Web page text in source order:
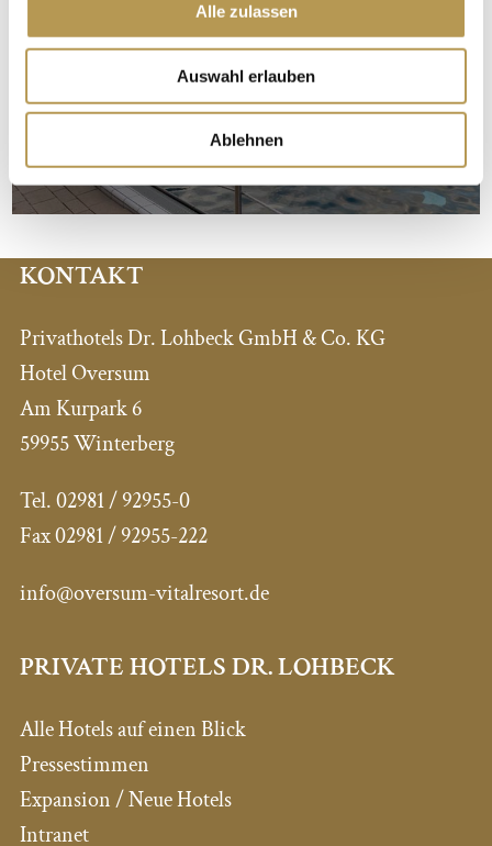
Alle zulassen
Auswahl erlauben
Ablehnen
URLAUBS-ANGEBOTE
KONTAKT
Privathotels Dr. Lohbeck GmbH & Co. KG
Hotel Oversum
Am Kurpark 6
59955 Winterberg
Tel.02981 / 92955-0
Fax02981 / 92955-222
info@oversum-vitalresort.de
PRIVATE HOTELS DR. LOHBECK
Alle Hotels auf einen Blick
Pressestimmen
Expansion / Neue Hotels
Intranet